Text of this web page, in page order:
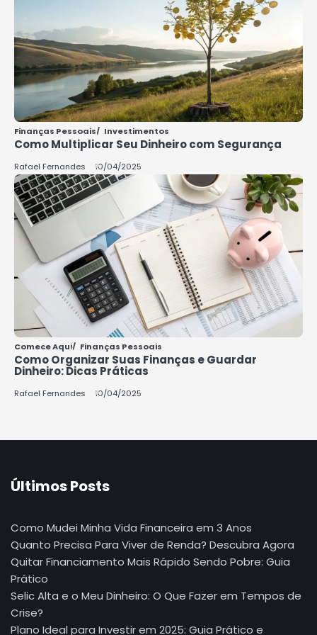
COMO INVESTIR COM POUCO
DINHEIRO 2025
Rafael Fernandes
Finanças Pessoais Investimentos
Como Multiplicar Seu Dinheiro com Segurança
Rafael Fernandes 10/04/2025
Comece Aqui Finanças Pessoais
Como Organizar Suas Finanças e Guardar
Dinheiro: Dicas Práticas
Rafael Fernandes 10/04/2025
Últimos Posts
Como Mudei Minha Vida Financeira em 3 Anos
Quanto Precisa Para Viver de Renda? Descubra Agora
Quitar Financiamento Mais Rápido Sendo Pobre: Guia
Prático
Selic Alta e o Meu Dinheiro: O Que Fazer em Tempos de
Crise?
Plano Ideal para Investir em 2025: Guia Prático e